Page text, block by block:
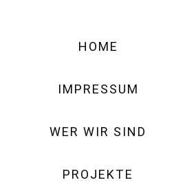
HOME
IMPRESSUM
WER WIR SIND
PROJEKTE